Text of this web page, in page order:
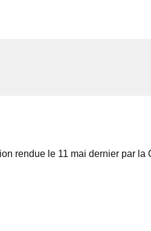
rendue le 11 mai dernier par